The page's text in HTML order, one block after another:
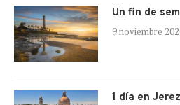
Un fin de
9 noviembre
1 día en